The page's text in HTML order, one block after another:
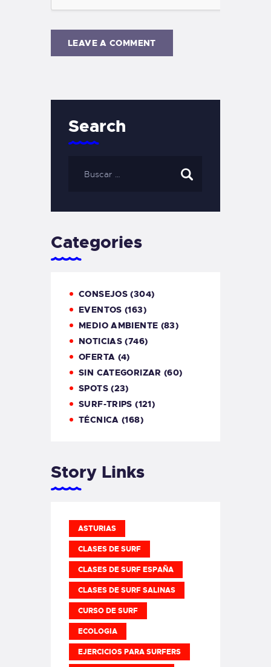
Search
Categories
CONSEJOS (304)
EVENTOS (163)
MEDIO AMBIENTE (83)
NOTICIAS (746)
OFERTA (4)
SIN CATEGORIZAR (60)
SPOTS(23)
SURF-TRIPS (121)
TÉCNICA (168)
Story Links
ASTURIAS
CLASES DE SURF
CLASES DE SURF ESPAÑA
CLASES DE SURF SALINAS
CURSO DE SURF
ECOLOGIA
EJERCICIOS PARA SURFERS